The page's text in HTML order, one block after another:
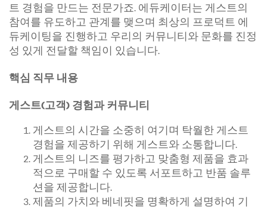
트 경험을 만드는 전문가죠. 에듀케이터는 게스트의
참여를 유도하고 관계를 맺으며 최상의 프로덕트 에
듀케이팅을 진행하고 우리의 커뮤니티와 문화를 진정
성 있게 전달할 책임이 있습니다.
핵심 직무 내용
게스트(고객) 경험과 커뮤니티
게스트의 시간을 소중히 여기며 탁월한 게스트
경험을 제공하기 위해 게스트와 소통합니다.
게스트의 니즈를 평가하고 맞춤형 제품을 효과
적으로 구매할 수 있도록 서포트하고 반품 솔루
션을 제공합니다.
제품의 가치와 베네핏을 명확하게 설명하여 기